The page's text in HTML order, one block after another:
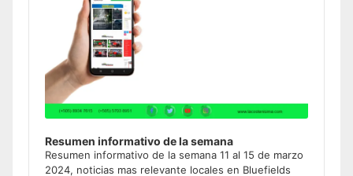
Resumen informativo de la semana
Resumen informativo de la semana 11 al 15 de marzo
2024, noticias mas relevante locales en Bluefields